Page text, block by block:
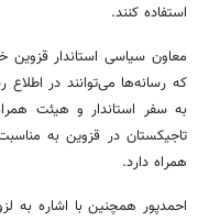
استفاده کنند.
معاون سیاسی استاندار
که رسانه‌ها می‌توانند در
به سفر استاندار و هیئت
تاجیکستان در قزوین به
همراه دارد.
احمدپور همچنین با اشاره به